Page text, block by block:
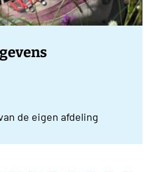
de eigen afdeling